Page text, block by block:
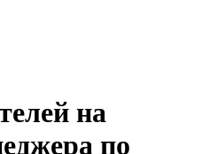
на
по